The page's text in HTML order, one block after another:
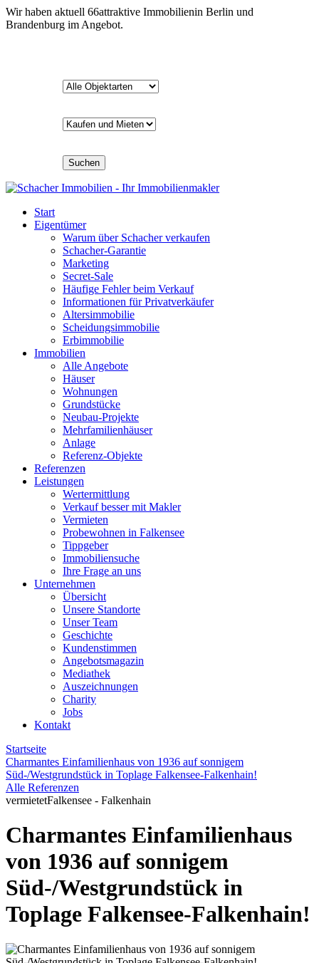
Wir haben aktuell 66attraktive Immobilienin Berlin und
Brandenburg im Angebot.
Suchen
Start
Eigentümer
Warum über Schacher verkaufen
Schacher-Garantie
Marketing
Secret-Sale
Häufige Fehler beim Verkauf
Informationen für Privatverkäufer
Altersimmobilie
Scheidungsimmobilie
Erbimmobilie
Immobilien
Alle Angebote
Häuser
Wohnungen
Grundstücke
Neubau-Projekte
Mehrfamilienhäuser
Anlage
Referenz-Objekte
Referenzen
Leistungen
Wertermittlung
Verkauf besser mit Makler
Vermieten
Probewohnen in Falkensee
Tippgeber
Immobiliensuche
Ihre Frage an uns
Unternehmen
Übersicht
Unsere Standorte
Unser Team
Geschichte
Kundenstimmen
Angebotsmagazin
Mediathek
Auszeichnungen
Charity
Jobs
Kontakt
Startseite
Charmantes Einfamilienhaus von 1936 auf sonnigem
Süd-/Westgrundstück in Toplage Falkensee-Falkenhain!
Alle Referenzen
vermietetFalkensee - Falkenhain
Charmantes Einfamilienhaus
von 1936 auf sonnigem
Süd-/Westgrundstück in
Toplage Falkensee-Falkenhain!